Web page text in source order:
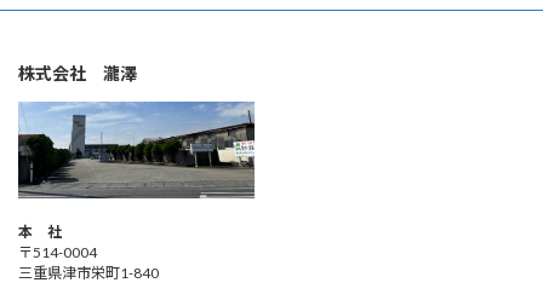
株式会社 瀧澤
本 社
〒514-0004
三重県津市栄町1-840